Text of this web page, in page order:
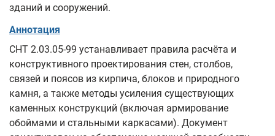
зданий и сооружений.
Аннотация
СНТ 2.03.05-99 устанавливает правила расчёта и
конструктивного проектирования стен, столбов,
связей и поясов из кирпича, блоков и природного
камня, а также методы усиления существующих
каменных конструкций (включая армирование
обоймами и стальными каркасами). Документ